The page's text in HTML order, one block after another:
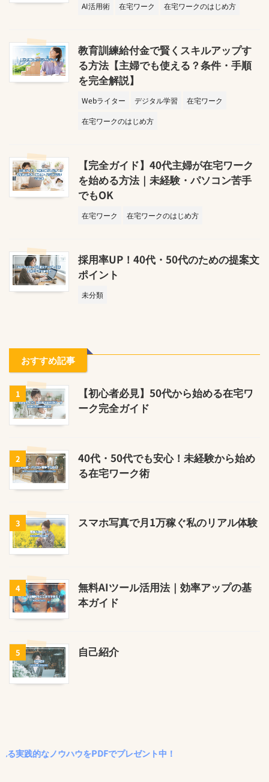
AI活用術 在宅ワーク 在宅ワークのはじめ方
教育訓練給付金で賢くスキルアップす
る方法【主婦でも使える？条件・手順
を完全解説】
Webライター デジタル学習
在宅ワーク
在宅ワークのはじめ方
【完全ガイド】40代主婦が在宅ワーク
を始める方法｜未経験・パソコン苦手
でもOK
在宅ワーク 在宅ワークのはじめ方
採用率UP！40代・50代のための提案文
ポイント
未分類
おすすめ記事
1
【初心者必見】50代から始める在宅ワ
ーク完全ガイド
2
40代・50代でも安心！未経験から始め
る在宅ワーク術
3 スマホ写真で月1万稼ぐ私のリアル体験
4
無料AIツール活用法｜効率アップの基
本ガイド
5 自己紹介
なノウハウをPDFでプレゼント中！